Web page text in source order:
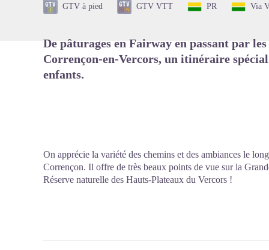
GTV à pied
GTV VTT PR Via
De pâturages en Fairway en passant par
Corrençon-en-Vercors, un itinéraire
enfants.
On apprécie la variété des chemins et des ambiances le
Corrençon. Il offre de très beaux points de vue sur la
Réserve naturelle des Hauts-Plateaux du Vercors !